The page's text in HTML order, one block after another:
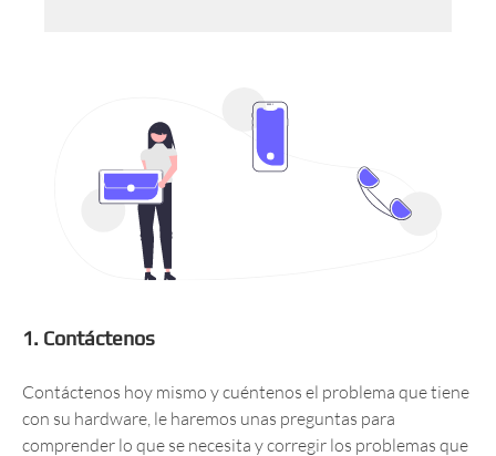
1. Contáctenos
Contáctenos hoy mismo y cuéntenos el problema que tiene
con su hardware, le haremos unas preguntas para
comprender lo que se necesita y corregir los problemas que